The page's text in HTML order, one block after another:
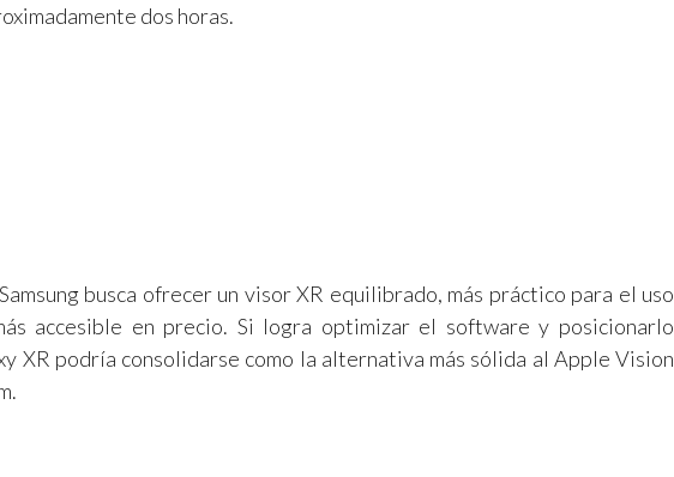
dos horas.
busca ofrecer un visor XR equilibrado, más práctico para el uso
accesible en precio. Si logra optimizar el software y posicionarlo
XR podría consolidarse como la alternativa más sólida al Apple Vision